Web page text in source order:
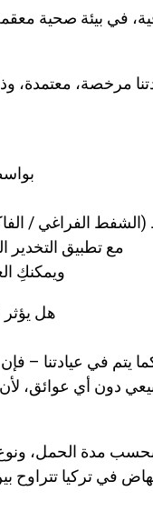
👩‍⚕️
(الشفط الفراغي /
💉 مع تطبيق
🧘‍♀️
هل
يتم في عيادتنا –